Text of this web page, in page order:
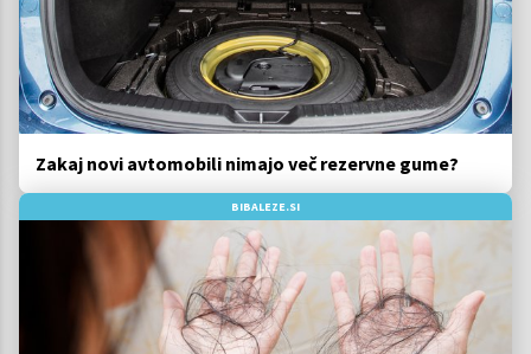
Zakaj novi avtomobili nimajo več rezervne gume?
BIBALEZE.SI